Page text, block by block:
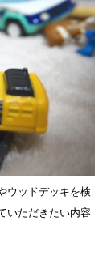
ウッドデッキを検
いただきたい内容